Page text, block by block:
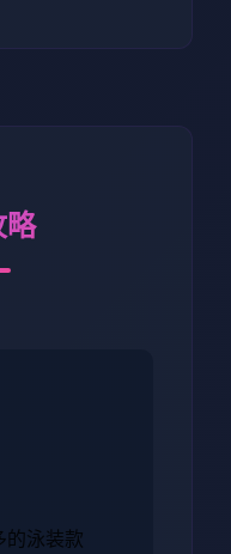
略
的泳装款